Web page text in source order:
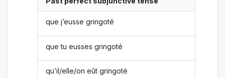
que j’eusse gringoté
que tu eusses gringoté
qu’il/elle/on eût gringoté